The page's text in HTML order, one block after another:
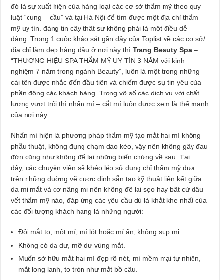
đó là sự xuất hiện của hàng loạt các cơ sở thẩm mỹ theo quy
luật “cung – cầu” và tại Hà Nội để tìm được một địa chỉ thẩm
mỹ uy tín, đáng tin cậy thật sự không phải là một điều dễ
dàng. Trong 1 cuộc khảo sát gần đây của Toplist về các cơ sở/
địa chỉ làm đẹp hàng đầu ở nơi này thìTrang Beauty Spa –
“THƯƠNG HIỆU SPA THẨM MỸ UY TÍN 3 NĂM với kinh
nghiệm 7 năm trong ngành Beauty”, luôn là một trong những
cái tên được nhắc đến đầu tiên và chiếm được sự tin yêu của
phần đông các khách hàng. Trong vô số các dịch vụ với chất
lượng vượt trội thì nhấn mí – cắt mí luôn được xem là thế mạnh
của nơi này.
Nhấn mí hiện là phương pháp thẩm mỹ tạo mắt hai mí không
phẫu thuật, không đụng chạm dao kéo, vậy nên không gây đau
đớn cũng như không để lại những biến chứng về sau. Tại
đây, các chuyên viên sẽ khéo léo sử dụng chỉ thẩm mỹ dựa
trên những đường vẽ được định sẵn tạo kỹ thuật liên kết giữa
da mi mắt và cơ nâng mi nên không để lại sẹo hay bất cứ dấu
vết thẩm mỹ nào, đáp ứng các yêu cầu dù là khắt khe nhất của
các đối tượng khách hàng là những người:
Đôi mắt to, một mí, mí lót hoặc mí ẩn, không sụp mi.
Không có da dư, mỡ dư vùng mắt.
Muốn sở hữu mắt hai mí đẹp rõ nét, mí mềm mại tự nhiên,
mắt long lanh, to tròn như mắt bồ câu.